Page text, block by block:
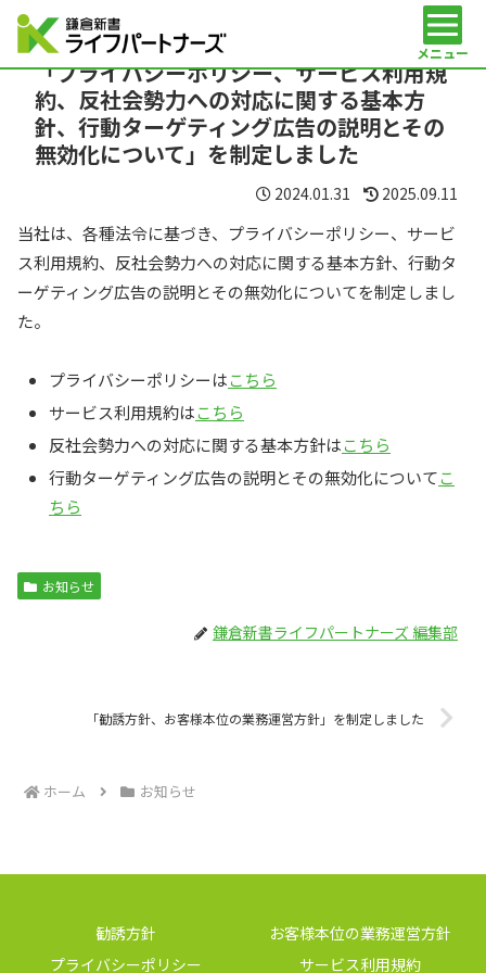
「プライバシーポリシー、サービス利用規
約、反社会勢力への対応に関する基本方
針、行動ターゲティング広告の説明とその
無効化について」を制定しました
2024.01.31 2025.09.11
当社は、各種法令に基づき、プライバシーポリシー、サービ
ス利用規約、反社会勢力への対応に関する基本方針、行動タ
ーゲティング広告の説明とその無効化についてを制定しまし
た。
プライバシーポリシーはこちら
サービス利用規約はこちら
反社会勢力への対応に関する基本方針はこちら
行動ターゲティング広告の説明とその無効化についてこ
ちら
お知らせ
鎌倉新書ライフパートナーズ 編集部
「勧誘方針、お客様本位の業務運営方針」を制定しました
ホーム お知らせ
勧誘方針
お客様本位の業務運営方針
プライバシーポリシー
サービス利用規約
メニュー